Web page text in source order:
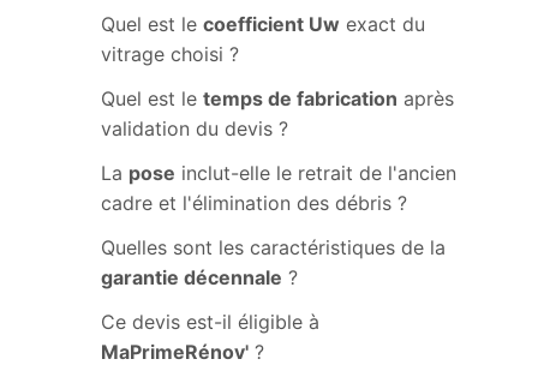
Quel est le coefficient Uw exact du
vitrage choisi ?
Quel est le temps de fabrication après
validation du devis ?
La pose inclut-elle le retrait de l'ancien
cadre et l'élimination des débris ?
Quelles sont les caractéristiques de la
garantie décennale ?
Ce devis est-il éligible à
MaPrimeRénov' ?